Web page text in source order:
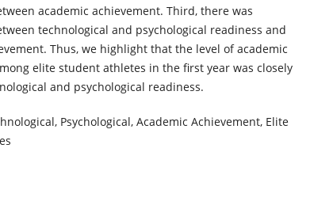
academic achievement. Third, there was
technological and psychological readiness and
Thus, we highlight that the level of academic
elite student athletes in the first year was closely
and psychological readiness.
Psychological, Academic Achievement, Elite